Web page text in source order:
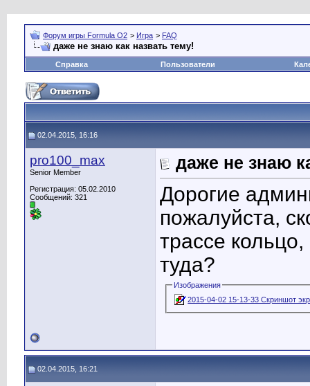
Форум игры Formula O2 > Игра > FAQ
даже не знаю как назвать тему!
Справка Пользователи
02.04.2015, 16:16
pro100_max
Senior Member
Регистрация: 05.02.2010
Сообщений: 321
даже не знаю
Дорогие
пожалуйста,
трассе
туда?
Изображения
2015-04-02 15-13-33 Скриншот
02.04.2015, 16:21